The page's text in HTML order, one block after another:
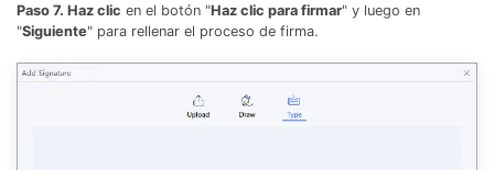
Paso 7. Haz clic en el botón "Haz clic para firmar" y luego en
"Siguiente" para rellenar el proceso de firma.